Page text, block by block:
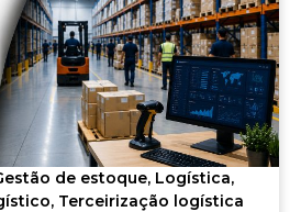
de estoque, Logística,
, Terceirização logística